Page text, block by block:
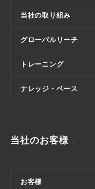
当社の取り組み
グローバルリーチ
トレーニング
ナレッジ・ベース
当社のお客様
お客様